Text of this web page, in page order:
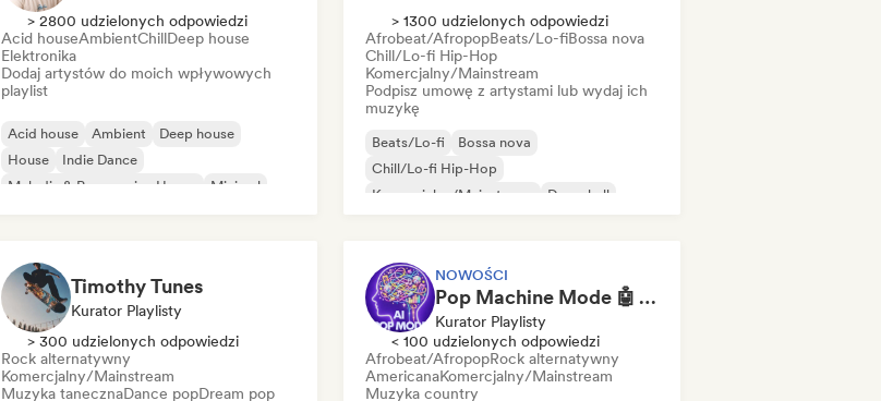
> 2800 udzielonych odpowiedzi
Acid houseAmbientChillDeep house
Elektronika
Dodaj artystów do moich wpływowych
playlist
Acid house Ambient
Deep house
House
Indie Dance
Melodic & Progressive House
Minimal
> 1300 udzielonych odpowiedzi
Afrobeat/AfropopBeats/Lo-fiBossa nova
Chill/Lo-fi Hip-Hop
Komercjalny/Mainstream
Podpisz umowę z artystami lub wydaj ich
muzykę
Beats/Lo-fi
Bossa nova
Chill/Lo-fi Hip-Hop
Komercjalny/Mainstream
Dancehall
Timothy Tunes
Kurator Playlisty
> 300 udzielonych odpowiedzi
Rock alternatywny
Komercjalny/Mainstream
Muzyka tanecznaDance popDream pop
NOWOŚCI
Pop Machine Mode 🤖 AI Music, Indie Pop & Dream Pop
Kurator Playlisty
< 100 udzielonych odpowiedzi
Afrobeat/AfropopRock alternatywny
AmericanaKomercjalny/Mainstream
Muzyka country